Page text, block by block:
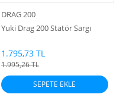
DRAG 200
Yuki Drag 200 Statör Sargı
1.795,73 TL
1.995,26 TL
SEPETE EKLE